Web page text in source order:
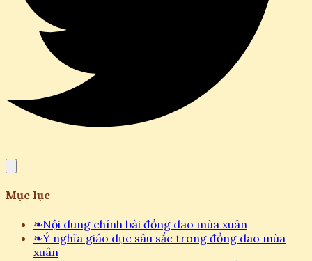
Mục lục
❧Nội dung chính bài đồng dao mùa xuân
❧Ý nghĩa giáo dục sâu sắc trong đồng dao mùa
xuân